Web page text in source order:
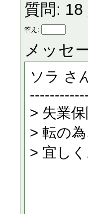
質問: 18
答え:
メッセ